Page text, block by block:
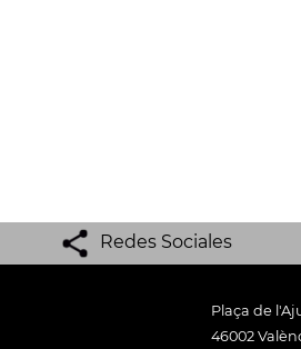
Redes Sociales
Plaça de
46002